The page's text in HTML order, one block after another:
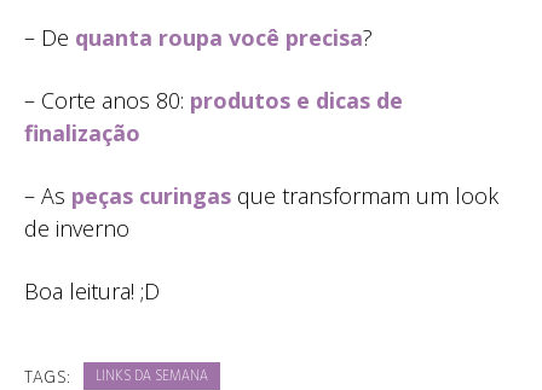
– De quanta roupa você precisa?
– Corte anos 80: produtos e dicas de
finalização
– As peças curingas que transformam um look
de inverno
Boa leitura! ;D
TAGS: LINKS DA SEMANA